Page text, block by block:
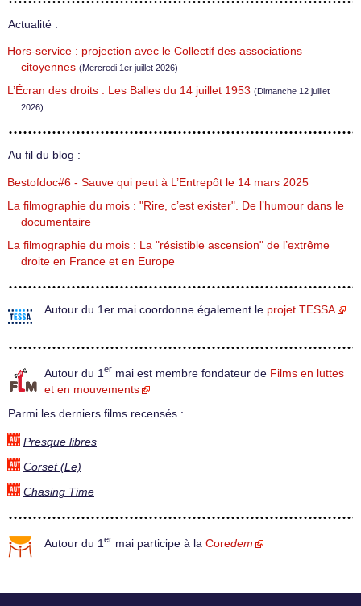
Actualité :
Hors-service : projection avec le Collectif des associations
citoyennes (Mercredi 1er juillet 2026)
L’Écran des droits : Les Balles du 14 juillet 1953 (Dimanche 12 juillet
2026)
Au fil du blog :
Bestofdoc#6 - Sauve qui peut à L’Entrepôt le 14 mars 2025
La filmographie du mois : "Rire, c’est exister". De l’humour dans le
documentaire
La filmographie du mois : La "résistible ascension" de l’extrême
droite en France et en Europe
Autour du 1er mai coordonne également le projet TESSA
Autour du 1 er mai est membre fondateur de Films en luttes
et en mouvements
Parmi les derniers films recensés :
Presque libres
Corset (Le)
Chasing Time
Autour du 1 er mai participe à la Coredem